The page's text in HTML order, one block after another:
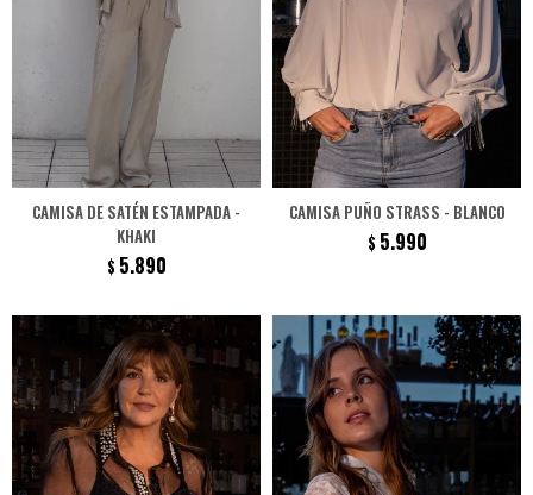
CAMISA DE SATÉN ESTAMPADA -
KHAKI
$ 5.890
CAMISA PUÑO STRASS - BLANCO
$ 5.990